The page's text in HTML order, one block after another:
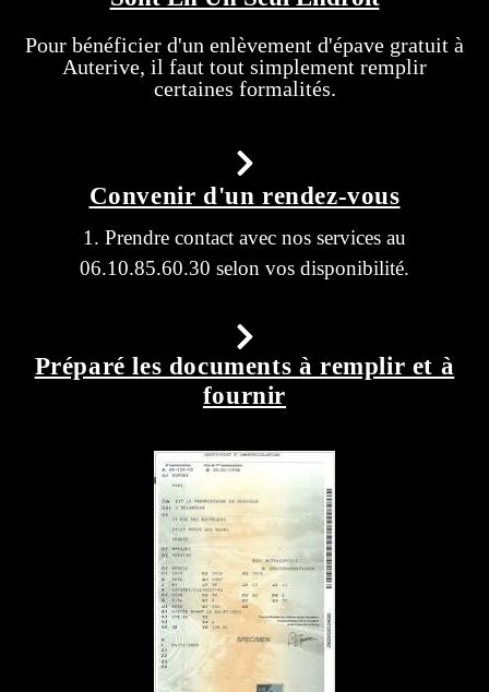
Pour bénéficier d'un enlèvement d'épave gratuit à
Auterive, il faut tout simplement remplir
certaines formalités.
Convenir d'un rendez-vous
1. Prendre contact avec nos services au
06.10.85.60.30 selon vos disponibilité.
Préparé les documents à remplir et à
fournir